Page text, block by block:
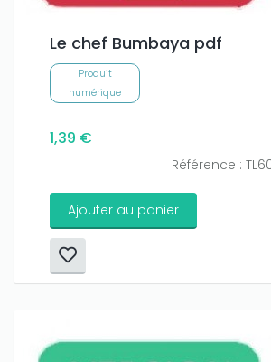
Le chef Bumbaya pdf
Produit
numérique
1,39 €
Référence :
Ajouter au panier